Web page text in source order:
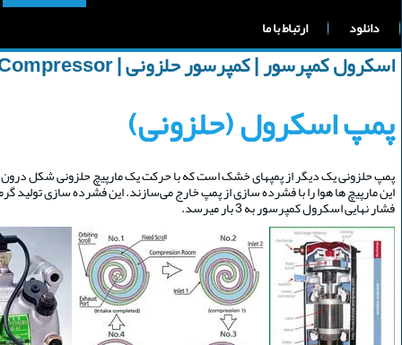
دانلود
ارتباط با ما
اسکرول کمپرسور | کمپرسور حلزونی | ScrollCompressor
پمپ اسکرول (حلزونی)
پمپ حلزونی یک دیگر از پمپهای خشک است که با حرکت یک مارپیچ حلزونی شکل درون
این مارپیچ ها هوا را با فشرده سازی از پمپ خارج می‌سازند. این فشرده سازی
فشار نهایی اسکرول کمپرسور به 3 بار میرسد.